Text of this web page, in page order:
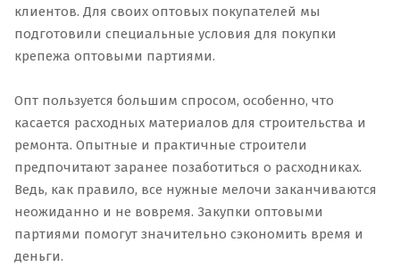
клиентов. Для своих оптовых покупателей мы
подготовили специальные условия для покупки
крепежа оптовыми партиями.
Опт пользуется большим спросом, особенно, что
касается расходных материалов для строительства и
ремонта. Опытные и практичные строители
предпочитают заранее позаботиться о расходниках.
Ведь, как правило, все нужные мелочи заканчиваются
неожиданно и не вовремя. Закупки оптовыми
партиями помогут значительно сэкономить время и
деньги.